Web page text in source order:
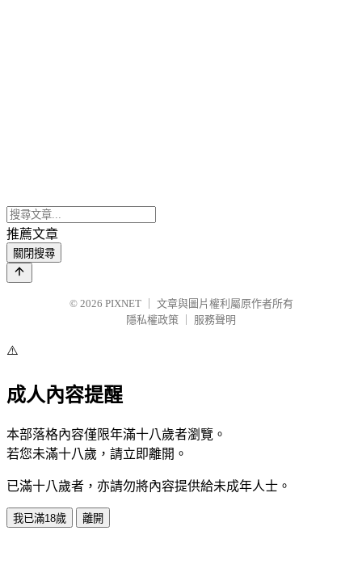
推薦文章
關閉搜尋
© 2026 PIXNET
文章與圖片權利屬原作者所有
隱私權政策
服務聲明
⚠️
成人內容提醒
本部落格內容僅限年滿十八歲者瀏覽。
若您未滿十八歲，請立即離開。
已滿十八歲者，亦請勿將內容提供給未成年人士。
我已滿18歲 離開